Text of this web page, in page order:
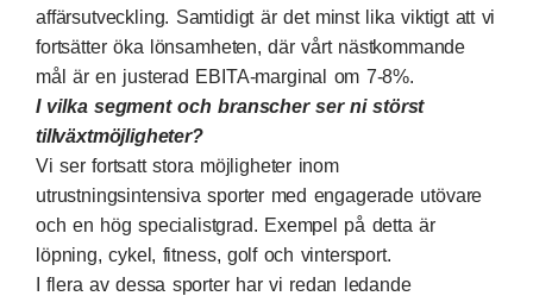
affärsutveckling. Samtidigt är det minst lika viktigt att vi
fortsätter öka lönsamheten, där vårt nästkommande
mål är en justerad EBITA-marginal om 7-8%.
I vilka segment och branscher ser ni störst
tillväxtmöjligheter?
Vi ser fortsatt stora möjligheter inom
utrustningsintensiva sporter med engagerade utövare
och en hög specialistgrad. Exempel på detta är
löpning, cykel, fitness, golf och vintersport.
I flera av dessa sporter har vi redan ledande